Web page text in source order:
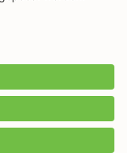
seit 1974.
wenn